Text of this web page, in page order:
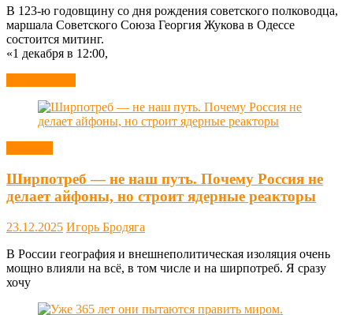
В 123-ю годовщину со дня рождения советского полководца,
маршала Советского Союза Георгия Жукова в Одессе
состоится митинг.
«1 декабря в 12:00,
Ширпотреб — не наш путь. Почему Россия не
делает айфоны, но строит ядерные реакторы
23.12.2025 Игорь Бродяга
В России география и внешнеполитическая изоляция очень
мощно влияли на всё, в том числе и на ширпотреб. Я сразу
хочу